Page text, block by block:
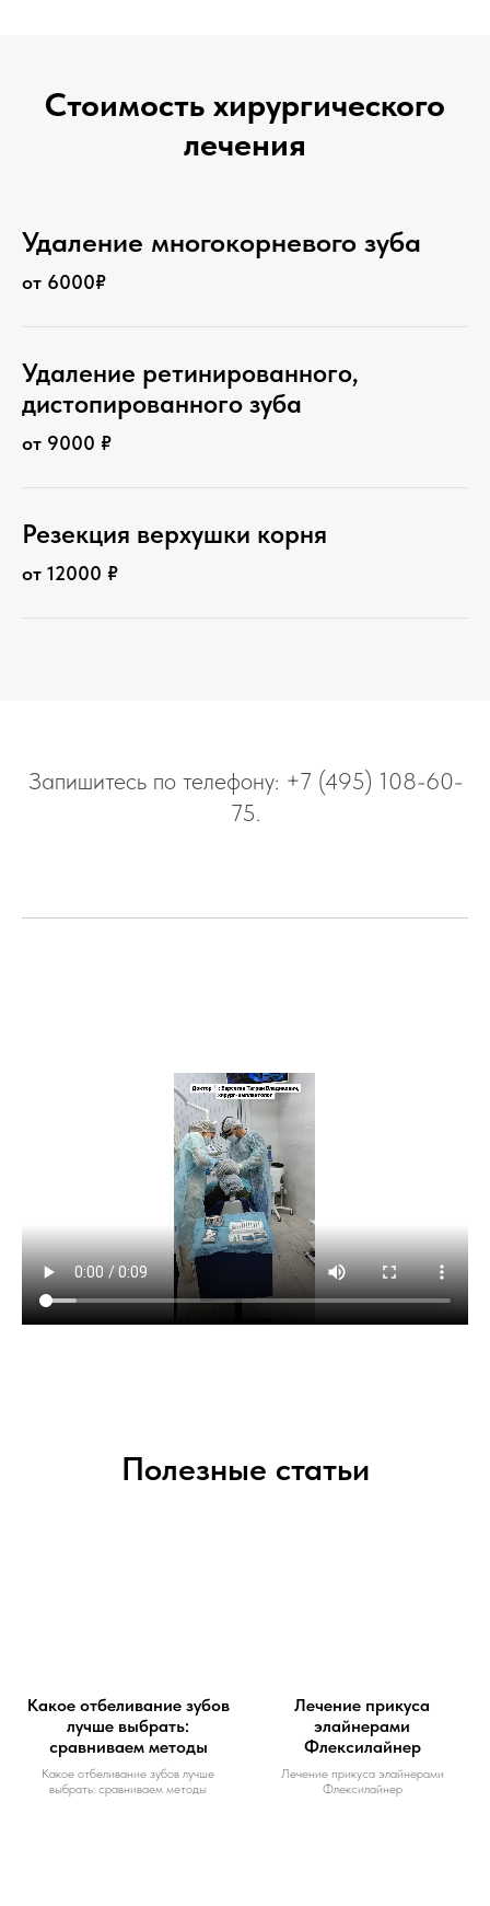
Стоимость хирургического
лечения
Удаление многокорневого зуба
от 6000₽
Удаление ретинированного,
дистопированного зуба
от 9000 ₽
Резекция верхушки корня
от 12000 ₽
Запишитесь по телефону: +7 (495) 108-60-
75.
Полезные статьи
Какое отбеливание зубов
лучше выбрать:
сравниваем методы
Какое отбеливание зубов лучше
выбрать: сравниваем методы
Лечение прикуса
элайнерами
Флексилайнер
Лечение прикуса элайнерами
Флексилайнер